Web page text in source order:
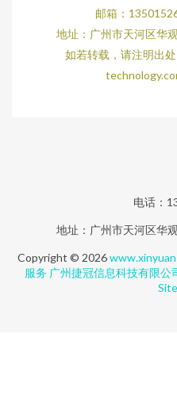
邮箱：
地址：广州市天河区华
如若转载，请注明出
电话：
地址：广州市天河区华
Copyright © 2026
服务 广州捷冠信息科技有限公